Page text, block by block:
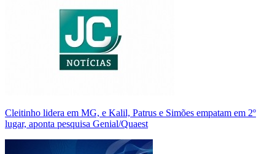
Cleitinho lidera em MG, e Kalil, Patrus e Simões empatam em 2º
lugar, aponta pesquisa Genial/Quaest